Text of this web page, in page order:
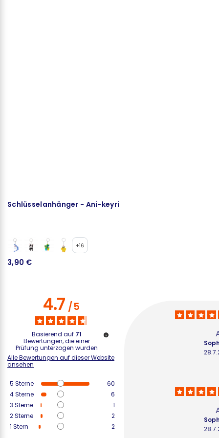
Schlüsselanhänger - Ani-keyri
+16
3,90 €
4.7/5
Basierend auf 71
Bewertungen, die einer
Prüfung unterzogen wurden
Alle Bewertungen auf dieser Website
ansehen
5 Sterne
60
4Sterne
6
3 Sterne
1
2Sterne
2
1 Stern 2